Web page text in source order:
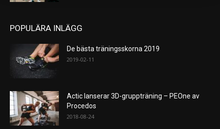
POPULÄRA INLÄGG
De bästa träningsskorna 2019
2019-02-11
Actic lanserar 3D-gruppträning – PEOne av
Procedos
2018-08-24